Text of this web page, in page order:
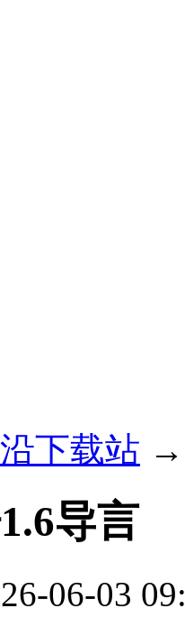
下载站
导言
06-03